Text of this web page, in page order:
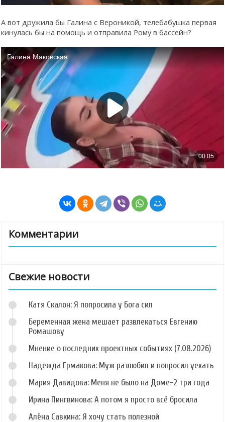
А вот дружила бы Галина с Вероникой, телебабушка первая
кинулась бы на помощь и отправила Рому в бассейн?
Комментарии
Свежие новости
Катя Скалон: Я попросила у Бога сил
Беременная жена мешает развлекаться Евгению
Ромашову
Мнение о последних проектных событиях (7.08.2026)
Надежда Ермакова: Муж разлюбил и попросил уехать
Мария Давидова: Меня не было на Доме-2 три года
Ирина Пингвинова: А потом я просто всё бросила
Алёна Савкина: Я хочу стать полезной